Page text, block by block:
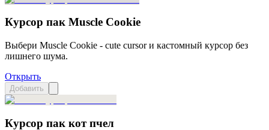
Курсор пак Muscle Cookie
Выбери Muscle Cookie - cute cursor и кастомный курсор без
лишнего шума.
Открыть
Добавить
Курсор пак кот пчел